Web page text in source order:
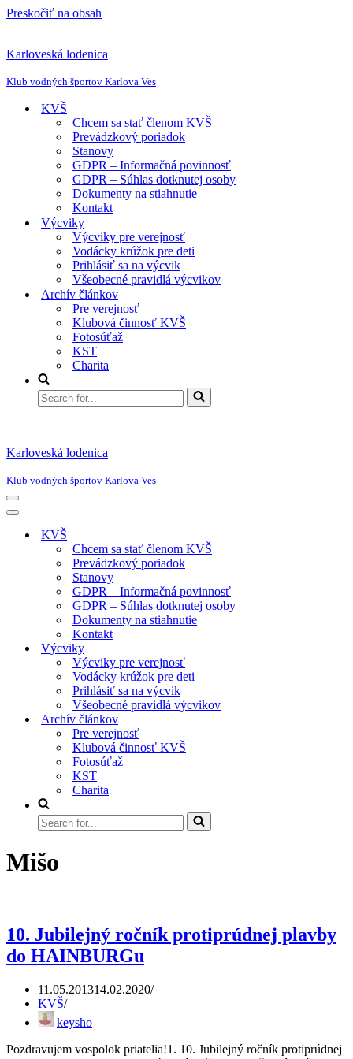
Preskočiť na obsah
Karloveská lodenica
Klub vodných športov Karlova Ves
KVŠ
Chcem sa stať členom KVŠ
Prevádzkový poriadok
Stanovy
GDPR – Informačná povinnosť
GDPR – Súhlas dotknutej osoby
Dokumenty na stiahnutie
Kontakt
Výcviky
Výcviky pre verejnosť
Vodácky krúžok pre deti
Prihlásiť sa na výcvik
Všeobecné pravidlá výcvikov
Archív článkov
Pre verejnosť
Klubová činnosť KVŠ
Fotosúťaž
KST
Charita
Search
for...
Karloveská lodenica
Klub vodných športov Karlova Ves
Menu
navigácie
Menu
navigácieKVŠ
Chcem sa stať členom KVŠ
Prevádzkový poriadok
Stanovy
GDPR – Informačná povinnosť
GDPR – Súhlas dotknutej osoby
Dokumenty na stiahnutie
Kontakt
Výcviky
Výcviky pre verejnosť
Vodácky krúžok pre deti
Prihlásiť sa na výcvik
Všeobecné pravidlá výcvikov
Archív článkov
Pre verejnosť
Klubová činnosť KVŠ
Fotosúťaž
KST
Charita
Search
for...
Mišo
10. Jubilejný ročník protiprúdnej plavby
do HAINBURGu
11.05.201314.02.2020
KVŠ
keysho
Pozdravujem vospolok priatelia!1. 10. Jubilejný ročník protiprúdnej